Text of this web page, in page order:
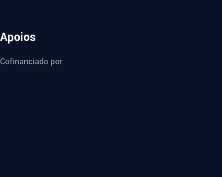
Apoios
Cofinanciado por: